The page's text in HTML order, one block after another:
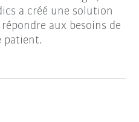
a créé une solution
aux besoins de
patient.